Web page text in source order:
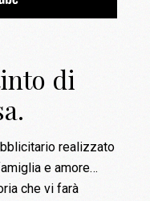
di
realizzato
e amore…
che vi farà